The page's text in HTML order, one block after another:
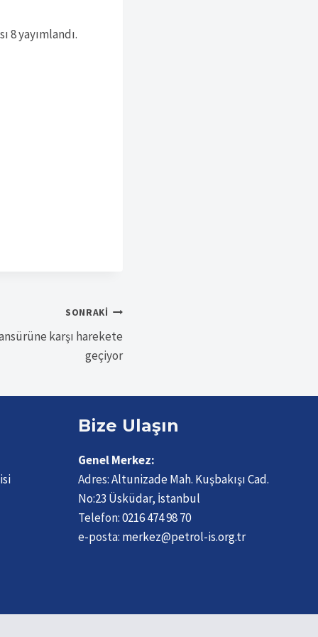
8 yayımlandı.
SONRAKI
karşı harekete
geçiyor
Bize Ulaşın
Genel Merkez:
Adres:Altunizade Mah. Kuşbakışı Cad.
No:23 Üsküdar, İstanbul
Telefon:0216 474 98 70
e-posta: merkez@petrol-is.org.tr